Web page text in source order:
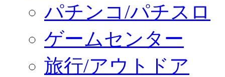
パチンコ/パチスロ
ゲームセンター
旅行/アウトドア